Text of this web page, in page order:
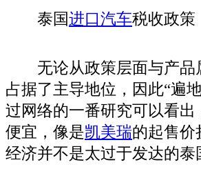
泰国进口汽车税收政策
无论从政策层面与产品
占据了主导地位，因此“遍
过网络的一番研究可以看
便宜，像是凯美瑞的起售价
经济并不是太过于发达的